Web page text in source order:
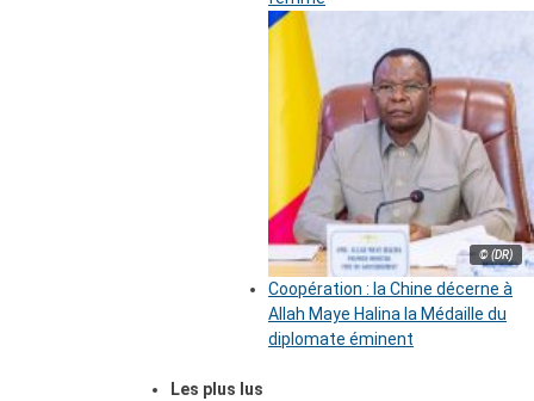
© (DR)
Coopération : la Chine décerne à
Allah Maye Halina la Médaille du
diplomate éminent
Les plus lus